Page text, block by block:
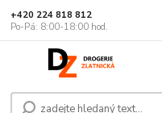
+420 224 818 812
Po-Pá: 8:00-18:00 hod.